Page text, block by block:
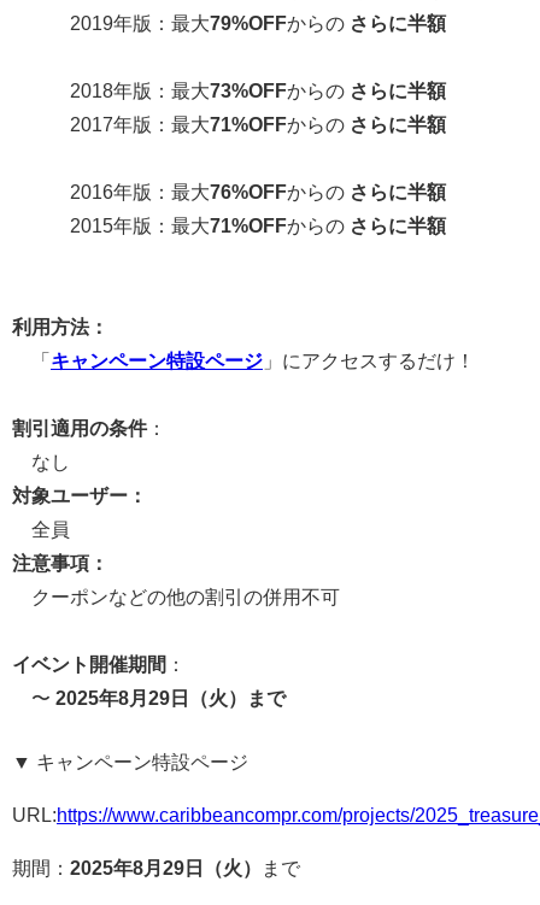
2019年版：最大79%OFFからの さらに半額
2018年版：最大73%OFFからの さらに半額
2017年版：最大71%OFFからの さらに半額
2016年版：最大76%OFFからの さらに半額
2015年版：最大71%OFFからの さらに半額
利用方法：
「キャンペーン特設ページ 」にアクセスするだけ！
割引適用の条件：
なし
対象ユーザー：
全員
注意事項：
クーポンなどの他の割引の併用不可
イベント開催期間 ：
〜 2025年8月29日（火）まで
▼ キャンペーン特設ページ
URL:https://www.caribbeancompr.com/projects/
期間： 2025年8月29日（火） まで